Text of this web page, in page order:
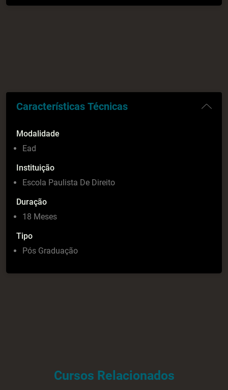
Características Técnicas
Modalidade
Ead
Instituição
Escola Paulista De Direito
Duração
18 Meses
Tipo
Pós Graduação
Cursos Relacionados